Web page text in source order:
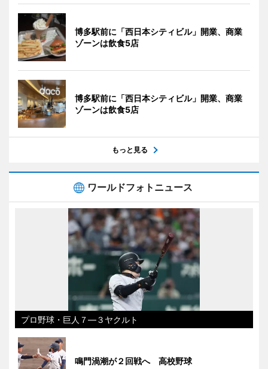
博多駅前に「西日本シティビル」開業、商業
ゾーンは飲食5店
博多駅前に「西日本シティビル」開業、商業
ゾーンは飲食5店
もっと見る
ワールドフォトニュース
プロ野球・巨人７―３ヤクルト
鳴門渦潮が２回戦へ 高校野球